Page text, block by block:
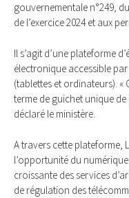
gouvernementale n°249,
de l’exercice 2024 et aux
Il s’agit d’une plateforme
électronique accessible
(tablettes et ordinateurs).
terme de guichet unique de
déclaré le ministère.
A travers cette plateforme,
l’opportunité du
croissante des services
de régulation des